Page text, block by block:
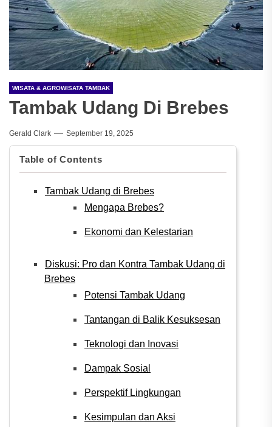
WISATA & AGROWISATA TAMBAK
Tambak Udang Di Brebes
Gerald Clark September 19, 2025
Table of Contents
Tambak Udang di Brebes
Mengapa Brebes?
Ekonomi dan Kelestarian
Diskusi: Pro dan Kontra Tambak Udang di
Brebes
Potensi Tambak Udang
Tantangan di Balik Kesuksesan
Teknologi dan Inovasi
Dampak Sosial
Perspektif Lingkungan
Kesimpulan dan Aksi